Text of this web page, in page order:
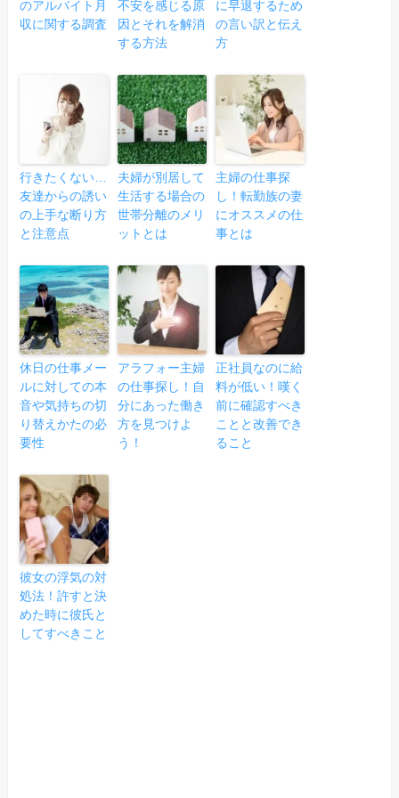
のアルバイト月
収に関する調査
不安を感じる原
因とそれを解消
する方法
に早退するため
の言い訳と伝え
方
行きたくない…
友達からの誘い
の上手な断り方
と注意点
夫婦が別居して
生活する場合の
世帯分離のメリ
ットとは
主婦の仕事探
し！転勤族の妻
にオススメの仕
事とは
休日の仕事メー
ルに対しての本
音や気持ちの切
り替えかたの必
要性
アラフォー主婦
の仕事探し！自
分にあった働き
方を見つけよ
う！
正社員なのに給
料が低い！嘆く
前に確認すべき
ことと改善でき
ること
彼女の浮気の対
処法！許すと決
めた時に彼氏と
してすべきこと